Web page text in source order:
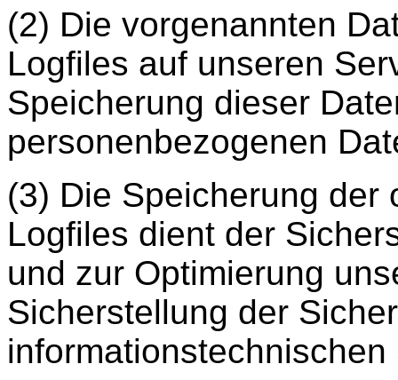
(2) Die vorgenannten
Logfiles auf unseren
Speicherung dieser
personenbezogenen
(3) Die Speicherung der
Logfiles dient der
und zur Optimierung
Sicherstellung der
informationstechnischen